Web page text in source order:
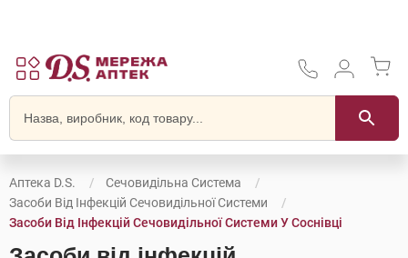
Аптека D.S.
Сечовидільна Система
Засоби Від Інфекцій Сечовидільної Системи
Засоби Від Інфекцій Сечовидільної Системи У Соснівці